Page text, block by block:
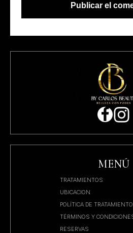
MENÚ
TRATAMIENTOS
UBICACION
POLÍTICA DE
TÉRMINOS Y
RESERVAS